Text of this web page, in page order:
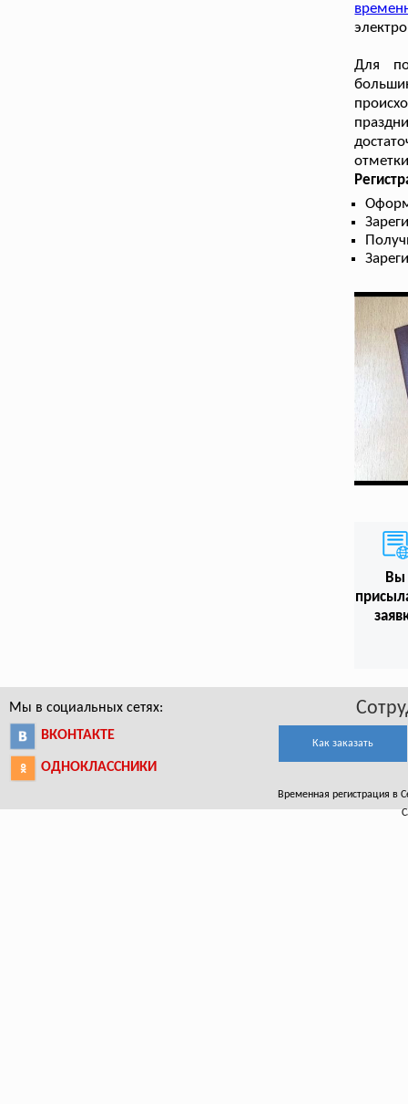
Для
Вы
Мы в социальных сетях:
ВКОНТАКТЕ
ОДНОКЛАССНИКИ
Как заказать
Временная регистрация в